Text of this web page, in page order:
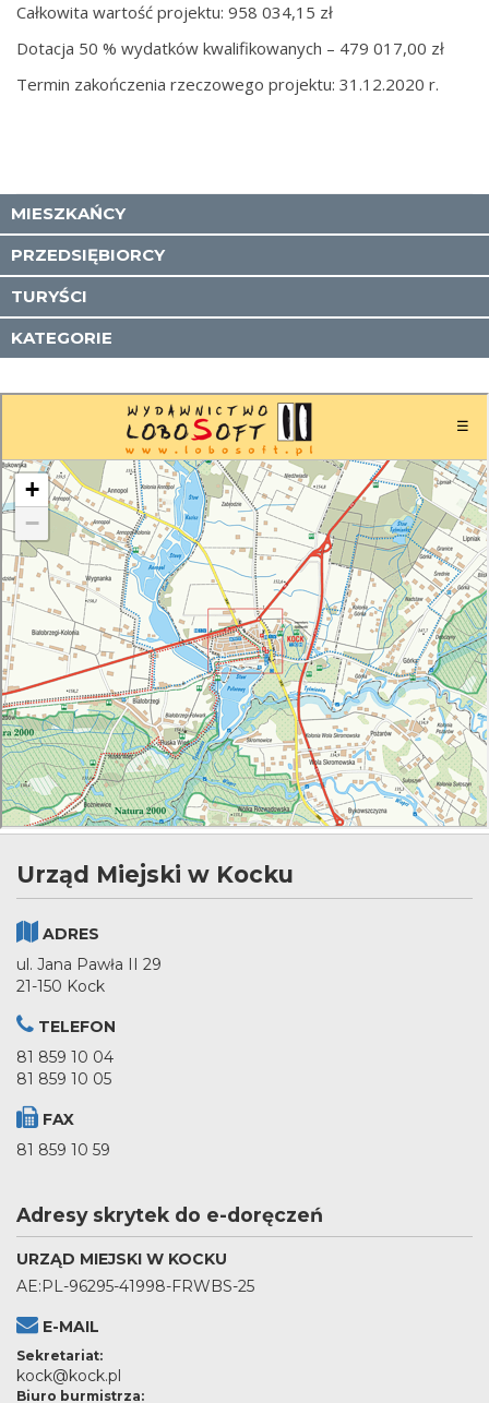
Całkowita wartość projektu: 958 034,15 zł
Dotacja 50 % wydatków kwalifikowanych – 479 017,00 zł
Termin zakończenia rzeczowego projektu: 31.12.2020 r.
MIESZKAŃCY
PRZEDSIĘBIORCY
TURYŚCI
KATEGORIE
Urząd Miejski w Kocku
ADRES
ul. Jana Pawła II 29
21-150 Kock
TELEFON
81 859 10 04
81 859 10 05
FAX
81 859 10 59
Adresy skrytek do e-doręczeń
URZĄD MIEJSKI W KOCKU
AE:PL-96295-41998-FRWBS-25
E-MAIL
Sekretariat:
kock@kock.pl
Biuro burmistrza: